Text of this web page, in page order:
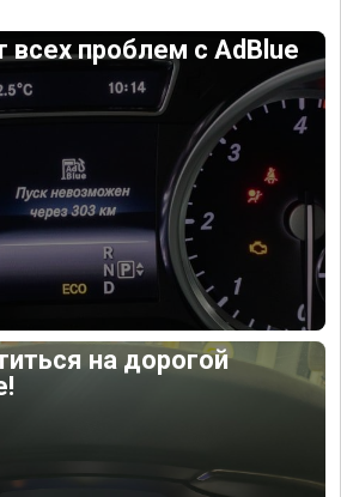
всех проблем с AdBlue
на дорогой